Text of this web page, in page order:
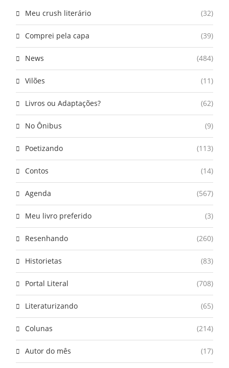
Meu crush literário (32)
Comprei pela capa (39)
News (484)
Vilões (11)
Livros ou Adaptações? (62)
No Ônibus (9)
Poetizando (113)
Contos (14)
Agenda (567)
Meu livro preferido (3)
Resenhando (260)
Historietas (83)
Portal Literal (708)
Literaturizando (65)
Colunas (214)
Autor do mês (17)